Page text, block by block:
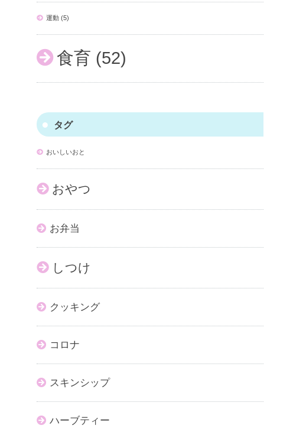
運動 (5)
食育 (52)
タグ
おいしいおと
おやつ
お弁当
しつけ
クッキング
コロナ
スキンシップ
ハーブティー